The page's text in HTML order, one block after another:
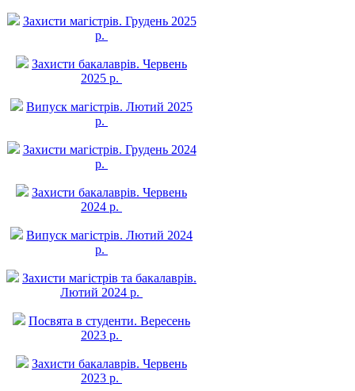
Захисти магістрів. Грудень 2025
р.
Захисти бакалаврів. Червень
2025 р.
Випуск магістрів. Лютий 2025
р.
Захисти магістрів. Грудень 2024
р.
Захисти бакалаврів. Червень
2024 р.
Випуск магістрів. Лютий 2024
р.
Захисти магістрів та бакалаврів.
Лютий 2024 р.
Посвята в студенти. Вересень
2023 р.
Захисти бакалаврів. Червень
2023 р.